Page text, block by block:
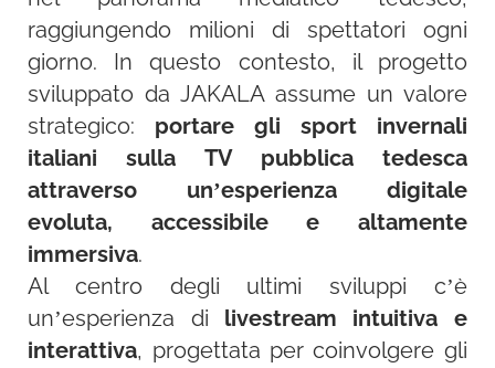
raggiungendo milioni di spettatori ogni
giorno. In questo contesto, il progetto
sviluppato da JAKALA assume un valore
strategico: portare gli sport invernali
italiani sulla TV pubblica tedesca
attraverso un’esperienza digitale
evoluta, accessibile e altamente
immersiva.
Al centro degli ultimi sviluppi c’è
un’esperienza di livestream intuitiva e
interattiva, progettata per coinvolgere gli